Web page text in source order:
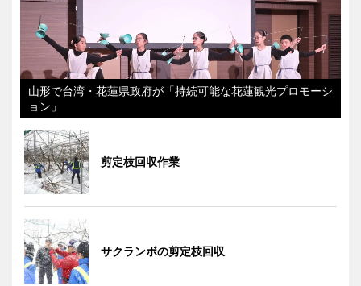
山形で台湾・花蓮県政府が「持続可能な花蓮観光プロモーシ
ョン」
剪定枝回収作業
サクランボの剪定枝回収